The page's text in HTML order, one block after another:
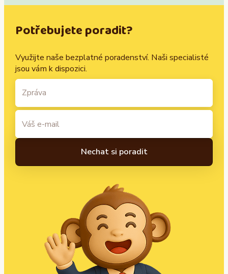
Potřebujete poradit?
Využijte naše bezplatné poradenství. Naši specialisté
jsou vám k dispozici.